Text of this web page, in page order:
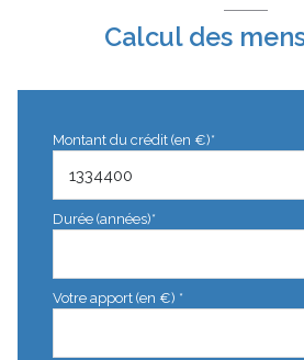
Calcul des
Montant du crédit (en €)*
Durée (années)*
Votre apport (en €) *